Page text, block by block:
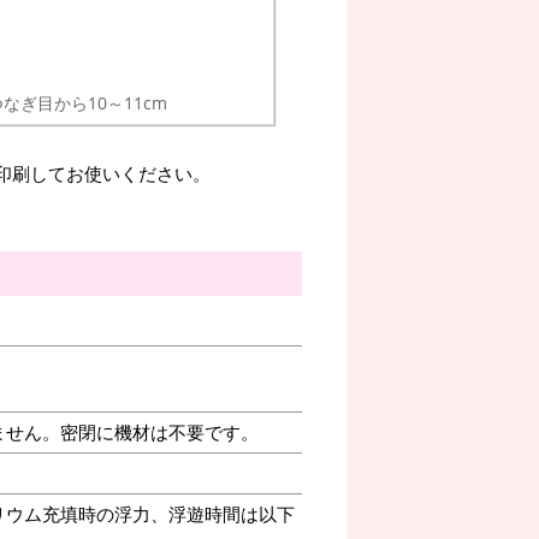
なぎ目から10～11cm
してお使いください。
ん。密閉に機材は不要です。
ム充填時の浮力、浮遊時間は以下